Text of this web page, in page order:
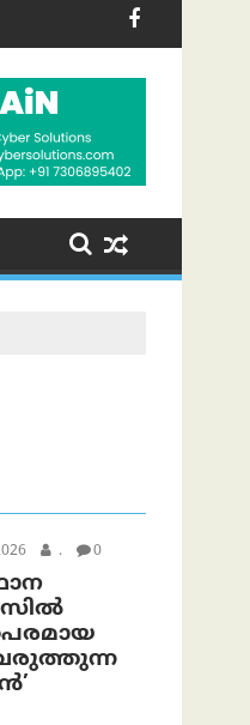
പുതിയ നേതൃത്വം
കൊടുമൺ
. 0
വരുത്തുന്ന